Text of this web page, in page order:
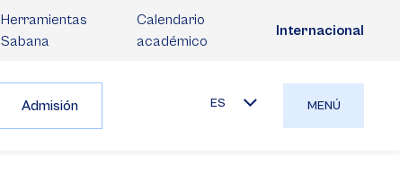
Herramientas
Sabana
Calendario
académico
Internacional
Admisión ES MENÚ